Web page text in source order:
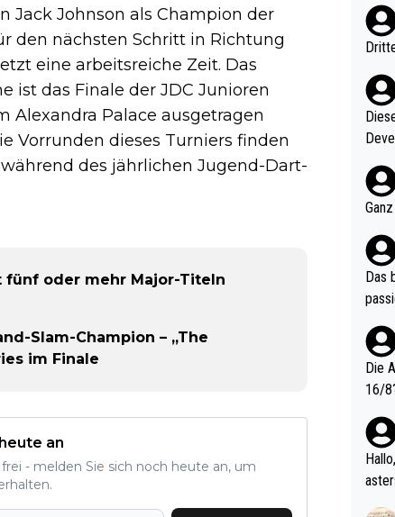
Jack Johnson als Champion der
den nächsten Schritt in Richtung
eine arbeitsreiche Zeit. Das
ist das Finale der JDC Junioren
Alexandra Palace ausgetragen
Vorrunden dieses Turniers finden
des jährlichen Jugend-Dart-
fünf oder mehr Major-Titeln
Slam-Champion – „The
im Finale
an
- melden Sie sich noch heute an, um
e mal 40+ erst
och krasser wie ein
Das
Die
16/8? Die Jugendspiele waren letztes Jahr
l. Allerdings ist Mitchell Lawrie als Nummer 1 der Welt eh quali
eisters
Hallo, warum gibt es keinen Hinweis, dass die Nordic Darts M